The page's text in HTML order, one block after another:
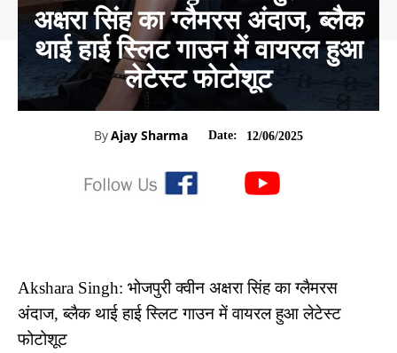
अक्षरा सिंह का ग्लैमरस अंदाज, ब्लैक
थाई हाई स्लिट गाउन में वायरल हुआ
लेटेस्ट फोटोशूट
ByAjay Sharma Date: 12/06/2025
Akshara Singh: भोजपुरी क्वीन अक्षरा सिंह का ग्लैमरस
अंदाज, ब्लैक थाई हाई स्लिट गाउन में वायरल हुआ लेटेस्ट
फोटोशूट